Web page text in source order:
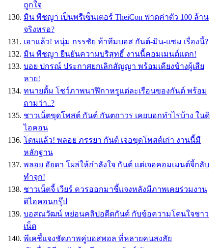
ถูกใจ
มิน พีชญา เป็นพรีเซ็นเตอร์ TheiCon ฟาดค่าตัว 100 ล้าน
จริงหรอ?
เอาแล้ว! หนุ่ม กรรชัย ท้าทีมบอส กันต์-มิน-แซม เรื่องนี้?
มิน พีชญา ยืนยันความบริสุทธิ์ งานนี้คอมเมนต์เเตก!
บอย ปกรณ์ ประกาศยกเลิกสัญญา พร้อมเคียงข้างผู้เสีย
หาย!
ทนายตั้ม โชว์ภาพนาฬิกาหรูแต่ละเรือนของกันต์ พร้อม
ถามว่า..?
ชาวเน็ตขุดโพสต์ กันต์ กันตถาวร เคยบอกทำไรบ้าง ในดิ
ไอคอน
โดนเเล้ว! พลอย ภรรยา กันต์ เจอขุดโพสต์เก่า งานนี้มี
หลักฐาน
พลอย อัยดา โผล่ให้กำลังใจ กันต์ เเต่เจอคอมเมนต์จี้กลับ
ทำจุก!
ชาวเน็ตจี้ เวียร์ ควรออกมาชี้เเจงหลังมีภาพเคยร่วมงาน
ดิไอคอนกรุ๊ป
บอสณวัฒน์ หย่อนคลิปอดีตกันต์ กับข้อความโดนใจชาว
เน็ต
พีเคชี้แจงชัดภาพคู่บอสพอล ที่หลายคนสงสัย